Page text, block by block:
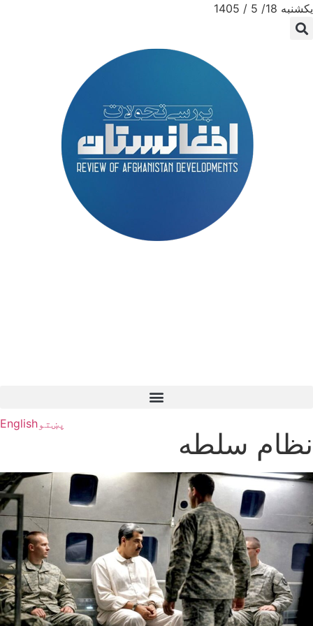
یکشنبه 18/ 5 / 1405
پښتوEnglish
نظام سلطه